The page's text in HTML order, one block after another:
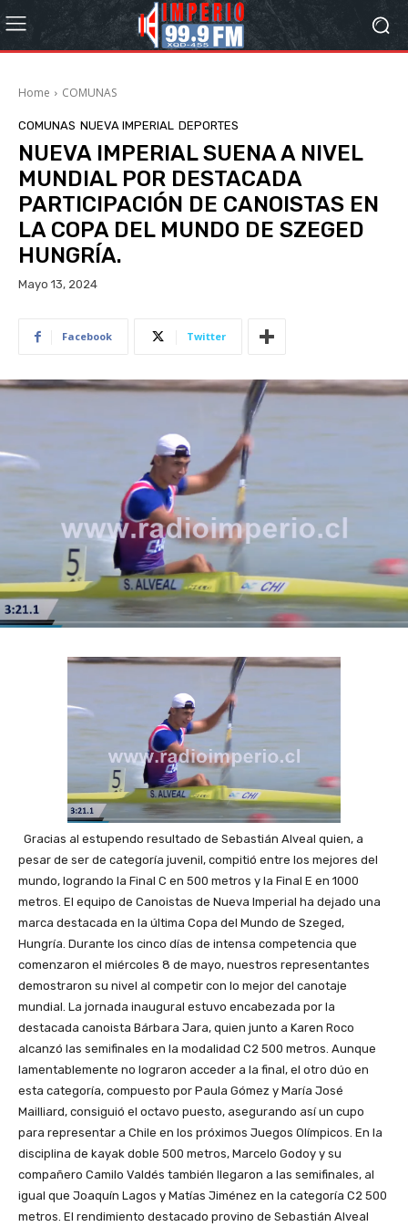
Home COMUNAS
COMUNAS NUEVA IMPERIAL DEPORTES
NUEVA IMPERIAL SUENA A NIVEL
MUNDIAL POR DESTACADA
PARTICIPACIÓN DE CANOISTAS EN
LA COPA DEL MUNDO DE SZEGED
HUNGRÍA.
Mayo 13, 2024
Facebook Twitter
Gracias al estupendo resultado de Sebastián Alveal quien, a
pesar de ser de categoría juvenil, compitió entre los mejores del
mundo, logrando la Final C en 500 metros y la Final E en 1000
metros. El equipo de Canoistas de Nueva Imperial ha dejado una
marca destacada en la última Copa del Mundo de Szeged,
Hungría. Durante los cinco días de intensa competencia que
comenzaron el miércoles 8 de mayo, nuestros representantes
demostraron su nivel al competir con lo mejor del canotaje
mundial. La jornada inaugural estuvo encabezada por la
destacada canoista Bárbara Jara, quien junto a Karen Roco
alcanzó las semifinales en la modalidad C2 500 metros. Aunque
lamentablemente no lograron acceder a la final, el otro dúo en
esta categoría, compuesto por Paula Gómez y María José
Mailliard, consiguió el octavo puesto, asegurando así un cupo
para representar a Chile en los próximos Juegos Olímpicos. En la
disciplina de kayak doble 500 metros, Marcelo Godoy y su
compañero Camilo Valdés también llegaron a las semifinales, al
igual que Joaquín Lagos y Matías Jiménez en la categoría C2 500
metros. El rendimiento destacado provino de Sebastián Alveal